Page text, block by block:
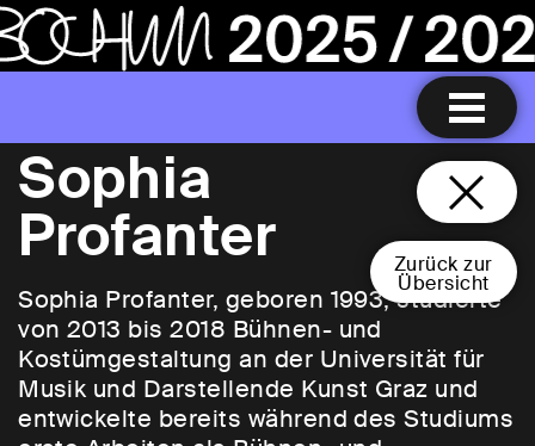
Zurück zur
Übersicht
Sophia
Profanter
Sophia Profanter, geboren 1993, studierte
von 2013 bis 2018 Bühnen- und
Kostümgestaltung an der Universität für
Musik und Darstellende Kunst Graz und
entwickelte bereits während des Studiums